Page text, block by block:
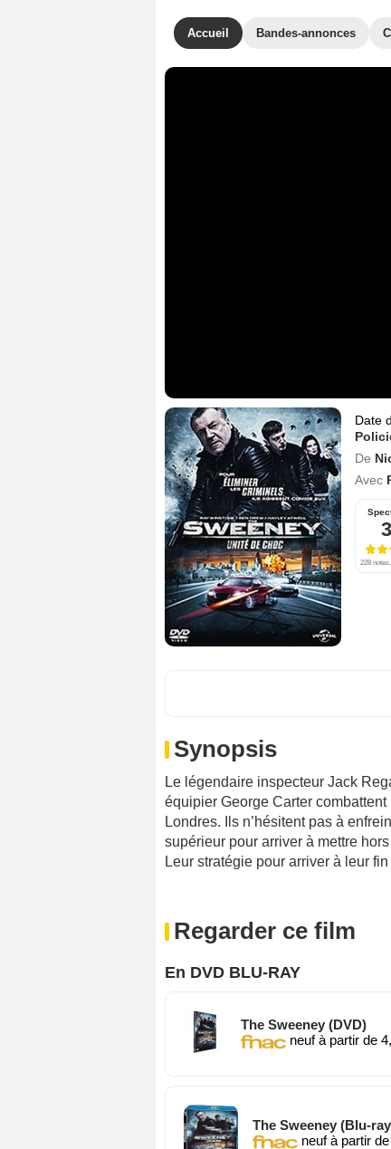
Accueil Bandes-annonces
Date
De
Avec
228
Synopsis
Le légendaire inspecteur Jack
équipier George Carter
Londres. Ils n’hésitent pas à
supérieur pour arriver à mettre
Leur stratégie pour arriver à leur
Regarder ce film
En DVD BLU-RAY
The Sweeney (DVD)
neuf à partir de
The Sweeney (Blu-
neuf à partir